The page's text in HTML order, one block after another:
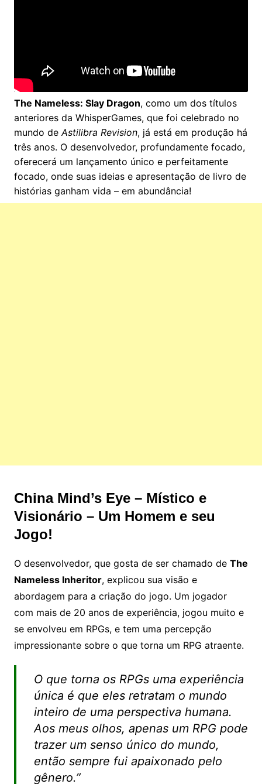
The Nameless: Slay Dragon, como um dos títulos
anteriores da WhisperGames, que foi celebrado no
mundo de Astilibra Revision, já está em produção há
três anos. O desenvolvedor, profundamente focado,
oferecerá um lançamento único e perfeitamente
focado, onde suas ideias e apresentação de livro de
histórias ganham vida – em abundância!
China Mind’s Eye – Místico e
Visionário – Um Homem e seu
Jogo!
O desenvolvedor, que gosta de ser chamado de The
Nameless Inheritor, explicou sua visão e
abordagem para a criação do jogo. Um jogador
com mais de 20 anos de experiência, jogou muito e
se envolveu em RPGs, e tem uma percepção
impressionante sobre o que torna um RPG atraente.
O que torna os RPGs uma experiência
única é que eles retratam o mundo
inteiro de uma perspectiva humana.
Aos meus olhos, apenas um RPG pode
trazer um senso único do mundo,
então sempre fui apaixonado pelo
gênero.”